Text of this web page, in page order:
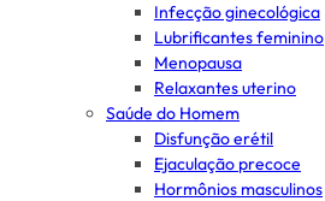
Infecção ginecológica
Lubrificantes feminino
Menopausa
Relaxantes uterino
Saúde do Homem
Disfunção erétil
Ejaculação precoce
Hormônios masculinos